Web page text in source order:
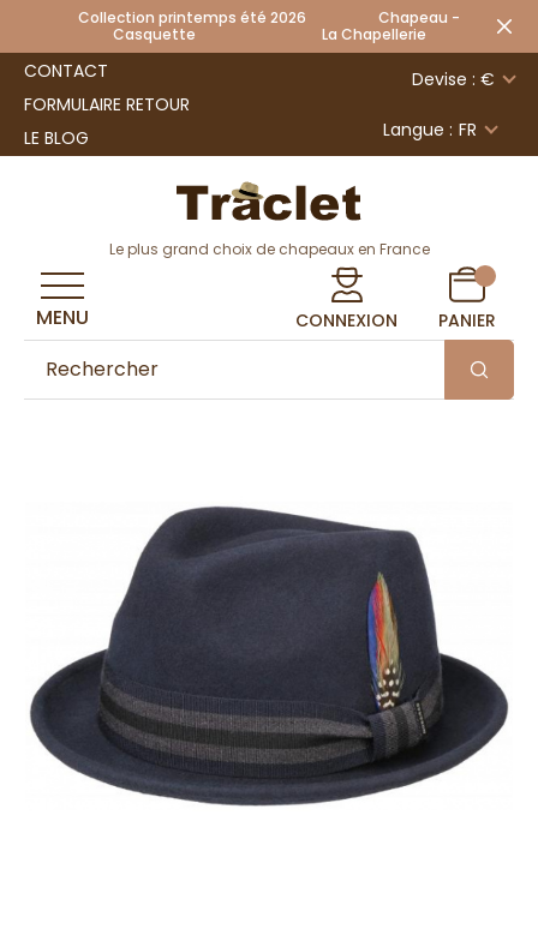
Collection printemps été 2026 Chapeau -
Casquette La Chapellerie
CONTACT
FORMULAIRE RETOUR
LE BLOG
Devise : €
Langue : FR
Le plus grand choix de chapeaux en France
CONNEXION PANIER
MENU